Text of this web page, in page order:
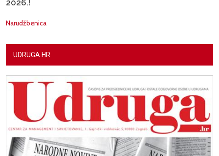
2026.!
Narudžbenica
UDRUGA.HR